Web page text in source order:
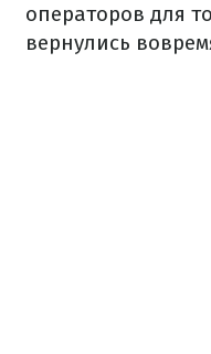
операторов для
вернулись